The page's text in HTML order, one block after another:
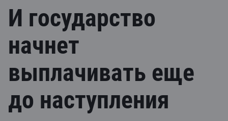
И государство
начнет
выплачивать еще
до наступления